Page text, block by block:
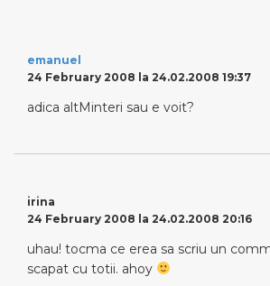
emanuel
24 February 2008 la 24.02.2008 19:37
adica altMinteri sau e voit?
irina
24 February 2008 la 24.02.2008 20:16
uhau! tocma ce erea sa scriu un
scapat cu totii. ahoy